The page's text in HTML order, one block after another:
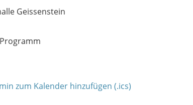
Geissenstein
Programm
zum Kalender hinzufügen (.ics)